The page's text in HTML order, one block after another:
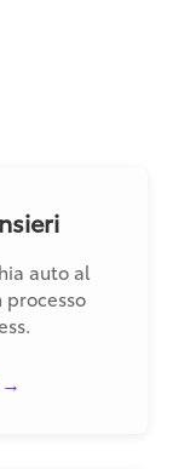
auto al
→